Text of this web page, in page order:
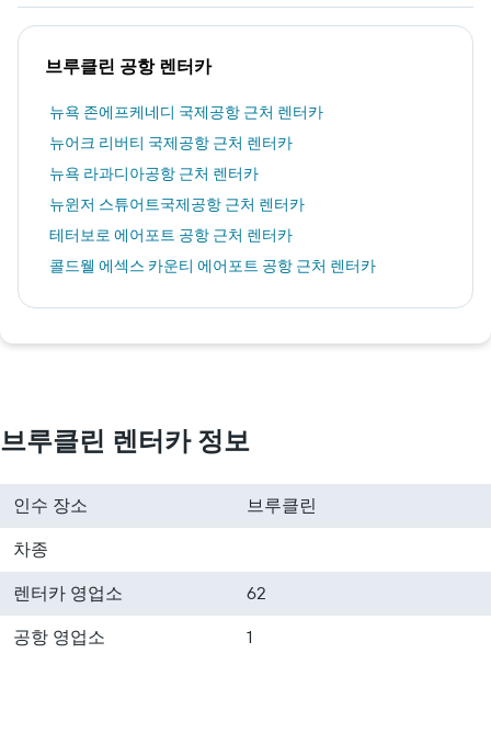
브루클린 공항 렌터카
뉴욕 존에프케네디 국제공항 근처 렌터카
뉴어크 리버티 국제공항 근처 렌터카
뉴욕 라과디아공항 근처 렌터카
뉴윈저 스튜어트국제공항 근처 렌터카
테터보로 에어포트 공항 근처 렌터카
콜드웰 에섹스 카운티 에어포트 공항 근처 렌터카
브루클린 렌터카 정보
인수 장소
브루클린
차종
렌터카 영업소
62
공항 영업소
1